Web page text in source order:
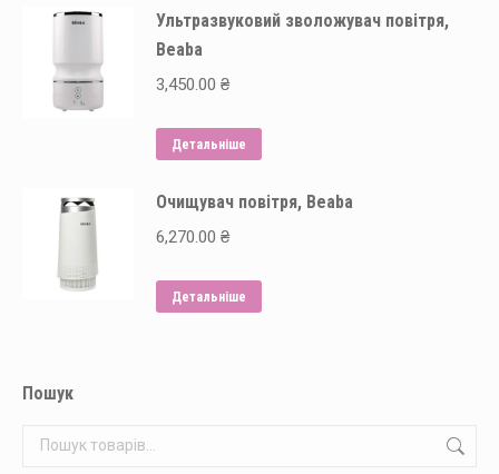
Ультразвуковий зволожувач повітря,
Beaba
3,450.00 ₴
Детальніше
Очищувач повітря, Beaba
6,270.00 ₴
Детальніше
Пошук